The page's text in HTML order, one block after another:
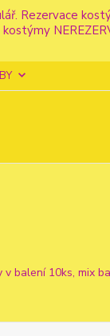
Rezervace
v balení 10ks, mix